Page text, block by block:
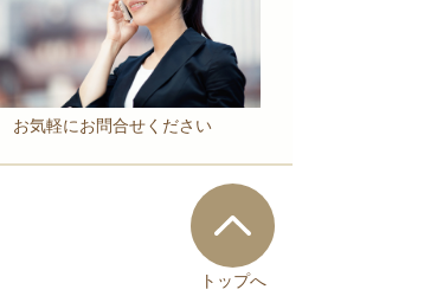
お気軽にお問合せください
トップへ